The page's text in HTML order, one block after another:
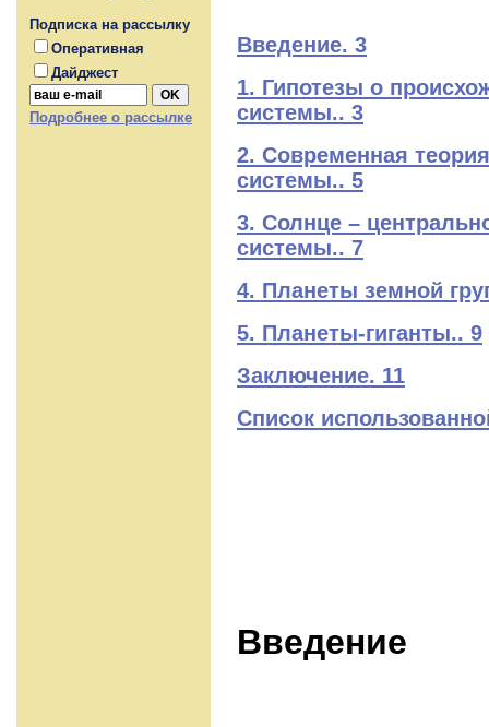
Подписка на рассылку
Оперативная
Дайджест
Подробнее о рассылке
Введение. 3
1. Гипотезы о
системы.. 3
2. Современная
системы.. 5
3. Солнце –
системы.. 7
4. Планеты земной
5. Планеты-гиганты.. 9
Заключение. 11
Список
Введение